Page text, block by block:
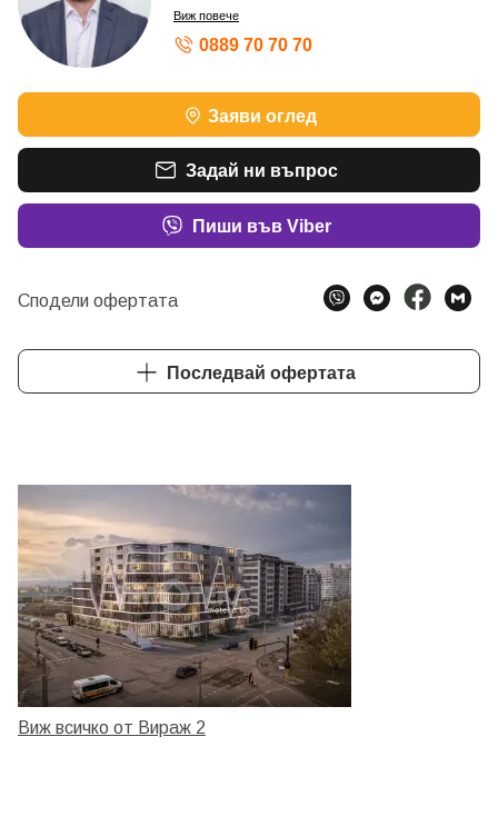
Виж повече
0889 70 70 70
Заяви оглед
Задай ни въпрос
Пиши във Viber
Сподели офертата
Последвай офертата
Виж всичко от Вираж 2